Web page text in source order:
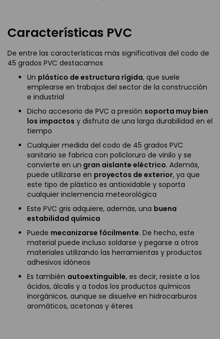
Características PVC
De entre las características más significativas del codo de
45 grados PVC destacamos
Un plástico de estructura rígida, que suele
emplearse en trabajos del sector de la construcción
e industrial
Dicho accesorio de PVC a presión soporta muy bien
los impactos y disfruta de una larga durabilidad en el
tiempo
Cualquier medida del codo de 45 grados PVC
sanitario se fabrica con policloruro de vinilo y se
convierte en un gran aislante eléctrico. Además,
puede utilizarse en proyectos de exterior, ya que
este tipo de plástico es antioxidable y soporta
cualquier inclemencia meteorológica
Este PVC gris adquiere, además, una buena
estabilidad química
Puede mecanizarse fácilmente. De hecho, este
material puede incluso soldarse y pegarse a otros
materiales utilizando las herramientas y productos
adhesivos idóneos
Es también autoextinguible, es decir, resiste a los
ácidos, álcalis y a todos los productos químicos
inorgánicos, aunque se disuelve en hidrocarburos
aromáticos, acetonas y éteres